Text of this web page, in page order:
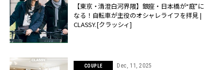
【東京・清澄白河界隈】銀座・日本橋が“庭”に
なる！自転車が主役のオシャレライフを拝見 |
CLASSY.[クラッシィ]
COUPLE Dec, 11, 2025